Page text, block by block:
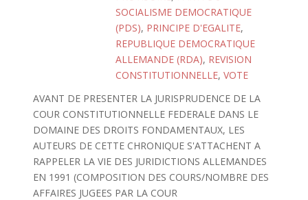
SOCIALISME DEMOCRATIQUE
(PDS), PRINCIPE D'EGALITE,
REPUBLIQUE DEMOCRATIQUE
ALLEMANDE (RDA), REVISION
CONSTITUTIONNELLE, VOTE
AVANT DE PRESENTER LA JURISPRUDENCE DE LA
COUR CONSTITUTIONNELLE FEDERALE DANS LE
DOMAINE DES DROITS FONDAMENTAUX, LES
AUTEURS DE CETTE CHRONIQUE S'ATTACHENT A
RAPPELER LA VIE DES JURIDICTIONS ALLEMANDES
EN 1991 (COMPOSITION DES COURS/NOMBRE DES
AFFAIRES JUGEES PAR LA COUR